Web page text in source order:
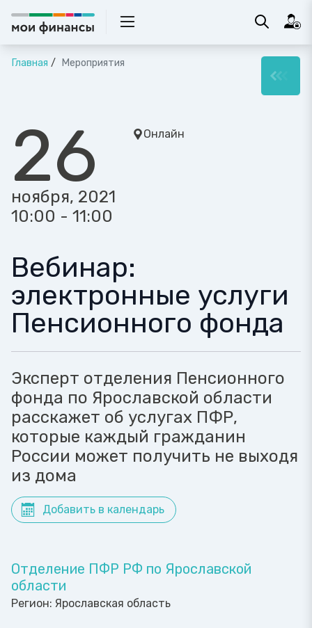
Главная Мероприятия
26
ноября, 2021
10:00 - 11:00
Онлайн
Вебинар:
электронные услуги
Пенсионного фонда
Эксперт отделения Пенсионного
фонда по Ярославской области
расскажет об услугах ПФР,
которые каждый гражданин
России может получить не выходя
из дома
Добавить в календарь
Отделение ПФР РФ по Ярославской
области
Регион: Ярославская область